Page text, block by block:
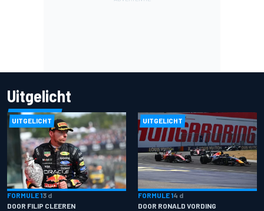
Uitgelicht
UITGELICHT
FORMULE 13 d
DOOR FILIP CLEEREN
UITGELICHT
FORMULE 14 d
DOOR RONALD VORDING